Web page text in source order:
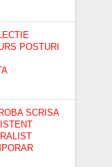
POSTURI
SCRISA